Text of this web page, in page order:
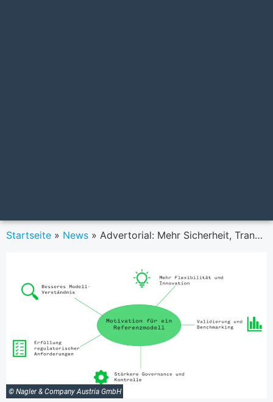
Startseite » News » Advertorial: Mehr Sicherheit, Transparenz und Know-How: Warum Referenzmodelle für KI-Anwendungen in der Finanzindustrie unverzichtbar sind
© Nagler & Company Austria GmbH